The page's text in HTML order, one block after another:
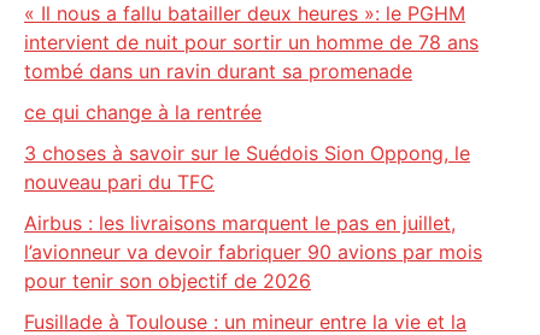
« Il nous a fallu batailler deux heures »: le PGHM
intervient de nuit pour sortir un homme de 78 ans
tombé dans un ravin durant sa promenade
ce qui change à la rentrée
3 choses à savoir sur le Suédois Sion Oppong, le
nouveau pari du TFC
Airbus : les livraisons marquent le pas en juillet,
l’avionneur va devoir fabriquer 90 avions par mois
pour tenir son objectif de 2026
Fusillade à Toulouse : un mineur entre la vie et la